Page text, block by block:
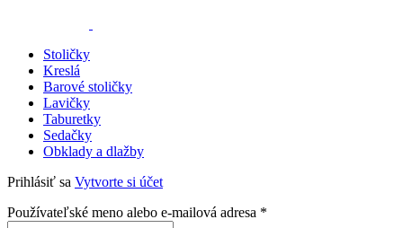
Stoličky
Kreslá
Barové stoličky
Lavičky
Taburetky
Sedačky
Obklady a dlažby
Prihlásiť sa Vytvorte si účet
Používateľské meno alebo e-mailová adresa *